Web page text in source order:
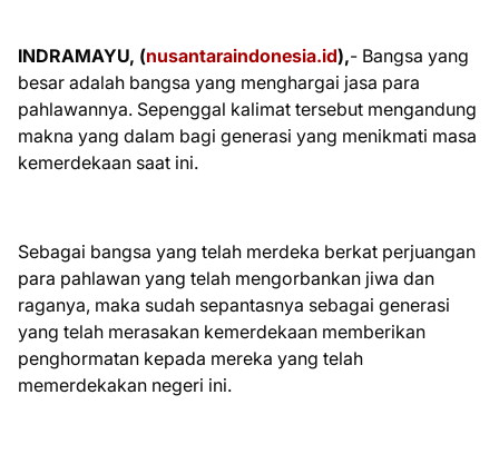
INDRAMAYU, (nusantaraindonesia.id),- Bangsa yang
besar adalah bangsa yang menghargai jasa para
pahlawannya. Sepenggal kalimat tersebut mengandung
makna yang dalam bagi generasi yang menikmati masa
kemerdekaan saat ini.
Sebagai bangsa yang telah merdeka berkat perjuangan
para pahlawan yang telah mengorbankan jiwa dan
raganya, maka sudah sepantasnya sebagai generasi
yang telah merasakan kemerdekaan memberikan
penghormatan kepada mereka yang telah
memerdekakan negeri ini.